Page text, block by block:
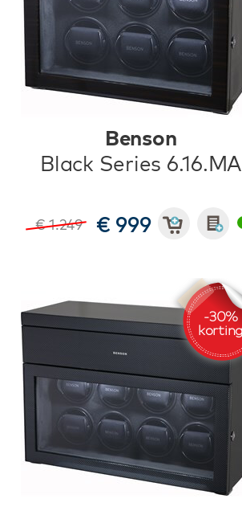
Benson
Black Series 6.16.MA
€ 1.249 € 999